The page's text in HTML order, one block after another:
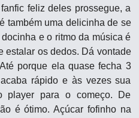
feliz deles prossegue, a
também uma delicinha de se
e o ritmo da música é
estalar os dedos. Dá vontade
porque ela quase fecha 3
rápido e às vezes sua
player para o começo. De
é ótimo. Açúcar fofinho na